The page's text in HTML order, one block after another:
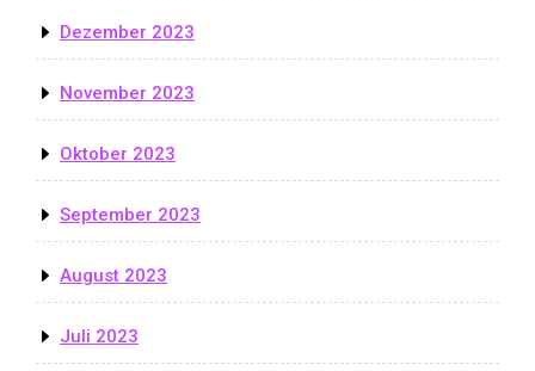
Dezember 2023
November 2023
Oktober 2023
September 2023
August 2023
Juli 2023